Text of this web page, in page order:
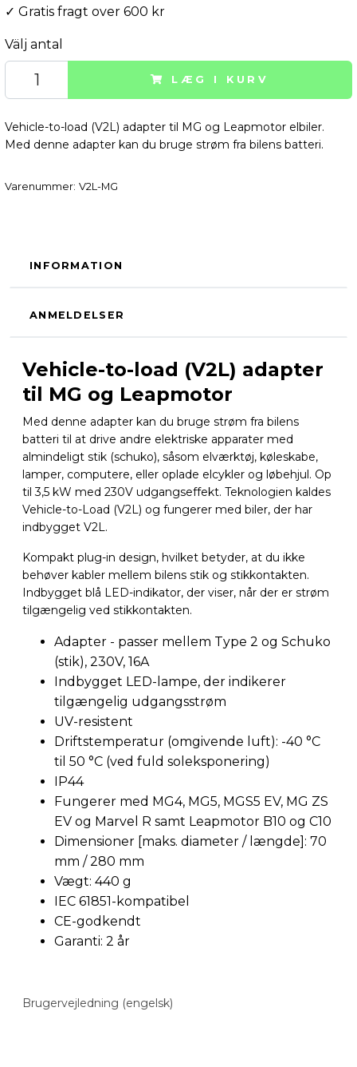
✓ Gratis fragt over 600 kr
Välj antal
LÆG I KURV
Vehicle-to-load (V2L) adapter til MG og Leapmotor elbiler.
Med denne adapter kan du bruge strøm fra bilens batteri.
Varenummer: V2L-MG
INFORMATION
ANMELDELSER
Vehicle-to-load (V2L) adapter
til MG og Leapmotor
Med denne adapter kan du bruge strøm fra bilens
batteri til at drive andre elektriske apparater med
almindeligt stik (schuko), såsom elværktøj, køleskabe,
lamper, computere, eller oplade elcykler og løbehjul. Op
til 3,5 kW med 230V udgangseffekt. Teknologien kaldes
Vehicle-to-Load (V2L) og fungerer med biler, der har
indbygget V2L.
Kompakt plug-in design, hvilket betyder, at du ikke
behøver kabler mellem bilens stik og stikkontakten.
Indbygget blå LED-indikator, der viser, når der er strøm
tilgængelig ved stikkontakten.
Adapter - passer mellem Type 2 og Schuko
(stik), 230V, 16A
Indbygget LED-lampe, der indikerer
tilgængelig udgangsstrøm
UV-resistent
Driftstemperatur (omgivende luft): -40 °C
til 50 °C (ved fuld soleksponering)
IP44
Fungerer med MG4, MG5, MGS5 EV, MG ZS
EV og Marvel R samt Leapmotor B10 og C10
Dimensioner [maks. diameter / længde]: 70
mm / 280 mm
Vægt: 440 g
IEC 61851-kompatibel
CE-godkendt
Garanti: 2 år
Brugervejledning (engelsk)